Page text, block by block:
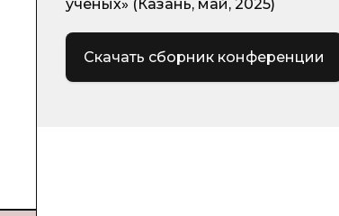
ученых» (Казань, май, 2025)
Скачать сборник конференции